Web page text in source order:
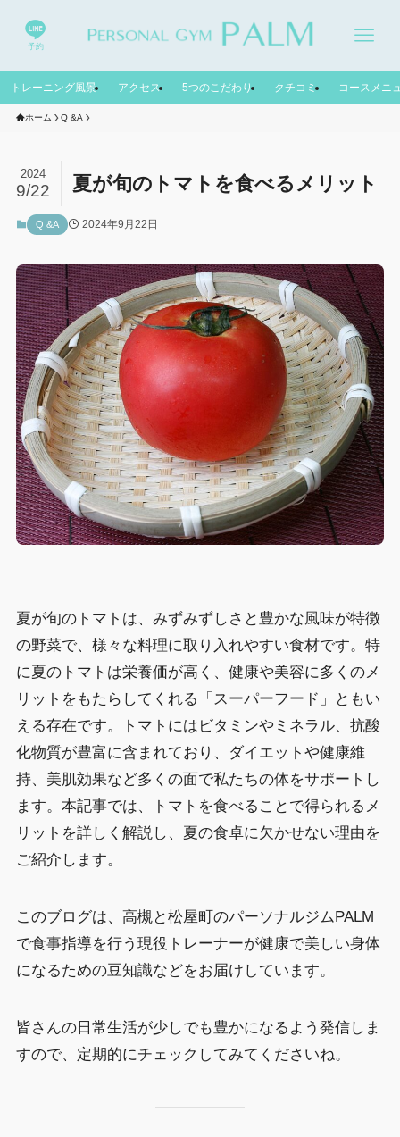
予約
トレーニング風景 アクセス 5つのこだわり クチコミ コースメニ
ホーム Q &A
夏が旬のトマトを食べるメリット
2024
9/22
Q &A 2024年9月22日
夏が旬のトマトは、みずみずしさと豊かな風味が特徴
の野菜で、様々な料理に取り入れやすい食材です。特
に夏のトマトは栄養価が高く、健康や美容に多くのメ
リットをもたらしてくれる「スーパーフード」ともい
える存在です。トマトにはビタミンやミネラル、抗酸
化物質が豊富に含まれており、ダイエットや健康維
持、美肌効果など多くの面で私たちの体をサポートし
ます。本記事では、トマトを食べることで得られるメ
リットを詳しく解説し、夏の食卓に欠かせない理由を
ご紹介します。
このブログは、高槻と松屋町のパーソナルジムPALM
で食事指導を行う現役トレーナーが健康で美しい身体
になるための豆知識などをお届けしています。
皆さんの日常生活が少しでも豊かになるよう発信しま
すので、定期的にチェックしてみてくださいね。